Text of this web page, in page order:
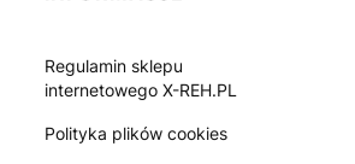
Regulamin sklepu
internetowego X-REH.PL
Polityka plików cookies